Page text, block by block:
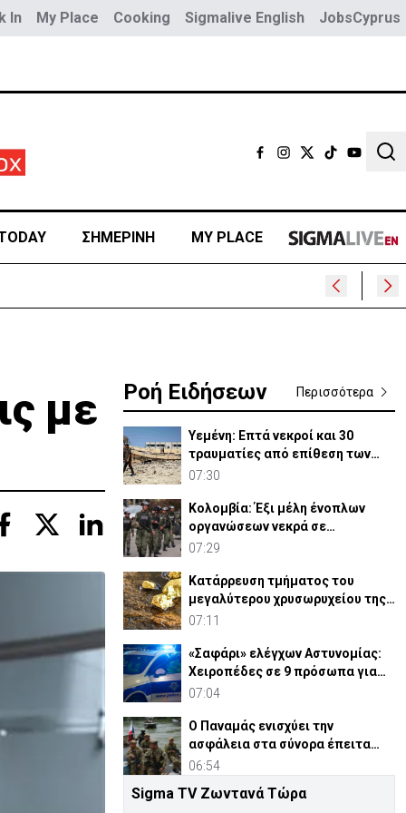
In My Place Cooking Sigmalive English JobsCyprus
ΣΗΜΕΡΙΝΗ MY PLACE
με
Ροή Ειδήσεων Περισσότερα
Υεμένη: Επτά νεκροί και 30
τραυματίες από επίθεση των
Χούθι στη Μόκα
07:30
Κολομβία: Έξι μέλη ένοπλων
οργανώσεων νεκρά σε
στρατιωτικές επιχειρήσεις
07:29
Κατάρρευση τμήματος του
μεγαλύτερου χρυσωρυχείου της
Αιγύπτου – Νεκρός εργάτης
07:11
«Σαφάρι» ελέγχων Αστυνομίας:
Χειροπέδες σε 9 πρόσωπα για
σωρεία αδικημάτων
07:04
Ο Παναμάς ενισχύει την
ασφάλεια στα σύνορα έπειτα
από επιθέσεις στην Κολομβία
06:54
Πώς το «Σύμφωνο της Μέκκας»
Sigma TV Ζωντανά Τώρα